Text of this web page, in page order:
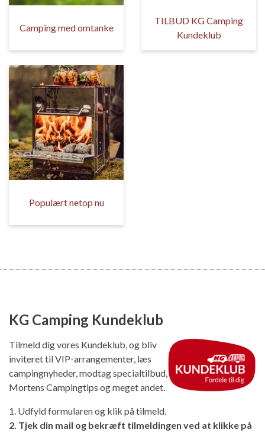
Camping med omtanke
TILBUD KG Camping
Kundeklub
Populært netop nu
KG Camping Kundeklub
Tilmeld dig vores Kundeklub, og bliv
inviteret til VIP-arrangementer, læs
campingnyheder, modtag specialtilbud,
Mortens Campingtips og meget andet.
1. Udfyld formularen og klik på tilmeld.
2. Tjek din mail og bekræft tilmeldingen ved at klikke på